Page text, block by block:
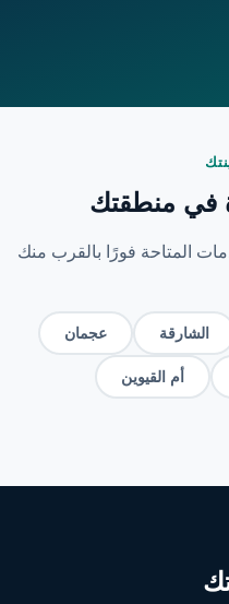
في منطقتك
المتاحة فورًا بالقرب منك
الشارقة عجمان
أم القيوين